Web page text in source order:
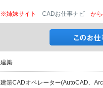
※姉妹サイト CADお仕事ナビ から
建築
建築CADオペレーター(AutoCAD、